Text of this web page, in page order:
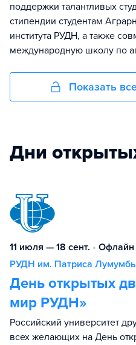
поддержки талантливых
стипендии студентам
института РУДН, а также
международную школу по
Показать
Дни
11 июля — 18 сент. • Офлайн
РУДН им. Патриса
День открытых
мир РУДН»
Российский университет
всех желающих на День